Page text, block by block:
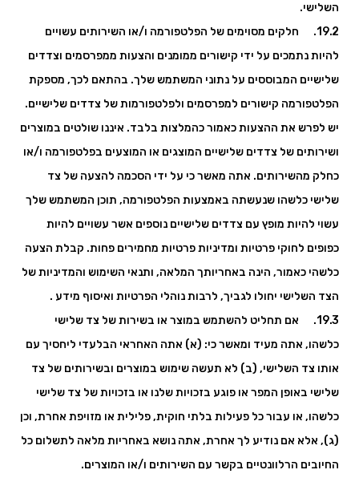
השלישי.
19.2. חלקים מסוימים של הפלטפורמה ו/או השירותים עשויים
להיות נתמכים על ידי קישורים ממומנים והצעות ממפרסמים וצדדים
שלישיים המבוססים על נתוני המשתמש שלך. בהתאם לכך, מספקת
הפלטפורמה קישורים למפרסמים ולפלטפורמות של צדדים שלישיים.
יש לפרש את ההצעות כאמור כהמלצות בלבד. איננו שולטים במוצרים
ושירותים של צדדים שלישיים המוצגים או המוצעים בפלטפורמה ו/או
כחלק מהשירותים. אתה מאשר כי על ידי הסכמה להצעה של צד
שלישי כלשהו שנעשתה באמצעות הפלטפורמה, תוכן המשתמש שלך
עשוי להיות מופץ עם צדדים שלישיים נוספים אשר עשויים להיות
כפופים לחוקי פרטיות ומדיניות פרטיות מחמירים פחות. קבלת הצעה
כלשהי כאמור, הינה באחריותך המלאה, ותנאי השימוש והמדיניות של
הצד השלישי יחולו לגביך, לרבות נוהלי הפרטיות ואיסוף מידע .
19.3. אם תחליט להשתמש במוצר או בשירות של צד שלישי
כלשהו, ​​אתה מעיד ומאשר כי: (א) אתה האחראי הבלעדי ליחסיך עם
אותו צד השלישי, (ב) לא תעשה שימוש במוצרים ובשירותים של צד
שלישי באופן המפר או פוגע בזכויות שלנו או בזכויות של צד שלישי
כלשהו, ​​או עבור כל פעילות בלתי חוקית, פלילית או מזויפת אחרת, וכן
(ג), אלא אם נודיע לך אחרת, אתה נושא באחריות מלאה לתשלום כל
החיובים הרלוונטיים בקשר עם השירותים ו/או המוצרים.